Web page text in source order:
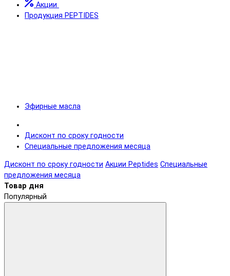
Акции
Продукция PEPTIDES
Эфирные масла
Дисконт по сроку годности
Специальные предложения месяца
Дисконт по сроку годности Акции Peptides Специальные
предложения месяца
Товар дня
Популярный